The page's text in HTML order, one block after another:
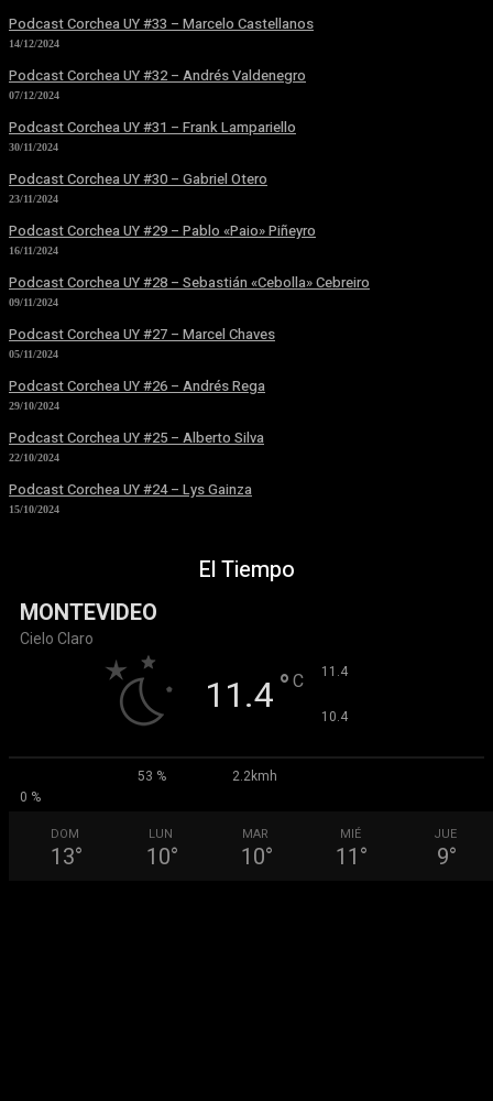
Podcast Corchea UY #33 – Marcelo Castellanos
14/12/2024
Podcast Corchea UY #32 – Andrés Valdenegro
07/12/2024
Podcast Corchea UY #31 – Frank Lampariello
30/11/2024
Podcast Corchea UY #30 – Gabriel Otero
23/11/2024
Podcast Corchea UY #29 – Pablo «Paio» Piñeyro
16/11/2024
Podcast Corchea UY #28 – Sebastián «Cebolla» Cebreiro
09/11/2024
Podcast Corchea UY #27 – Marcel Chaves
05/11/2024
Podcast Corchea UY #26 – Andrés Rega
29/10/2024
Podcast Corchea UY #25 – Alberto Silva
22/10/2024
Podcast Corchea UY #24 – Lys Gainza
15/10/2024
El Tiempo
MONTEVIDEO
Cielo Claro
11.4 ° C 11.4
10.4
53 %
2.2kmh
0 %
DOM
13°
LUN
10°
MAR
10°
MIÉ
11 °
JUE
9°